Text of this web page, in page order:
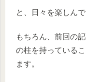
と、日々を楽しんで
もちろん、前回の
の柱を持っている
ます。